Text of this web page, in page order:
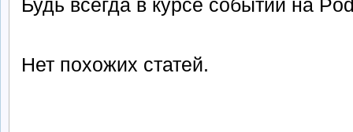
Нет похожих статей.